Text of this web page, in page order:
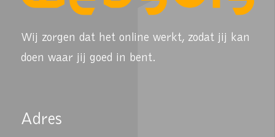
Wij zorgen dat het online werkt, zodat jij kan
doen waar jij goed in bent.
Adres